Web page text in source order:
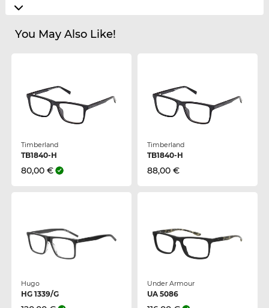
You May Also Like!
Timberland
TB1840-H
80,00 €
Timberland
TB1840-H
88,00 €
Hugo
HG 1339/G
Under Armour
UA 5086